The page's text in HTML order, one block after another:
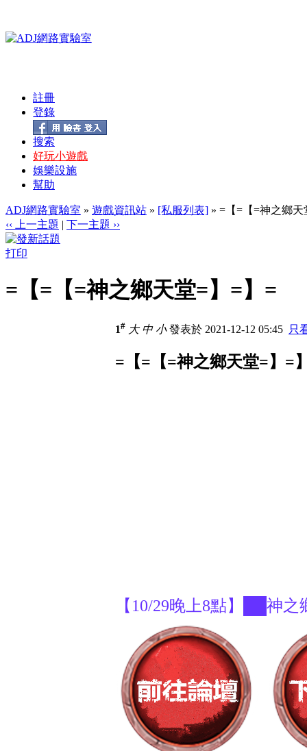
註冊
登錄
搜索
好玩小遊戲
娛樂設施
幫助
ADJ網路實驗室 » 遊戲資訊站 » [私服列表] » =【=【=神之鄉天
‹‹ 上一主題 | 下一主題 ››
打印
=【=【=神之鄉天堂=】=】=
1# 大 中 小發表於 2021-12-12 05:45 只
=【=【=神之鄉天堂=】=
【10/29晚上8點】██神